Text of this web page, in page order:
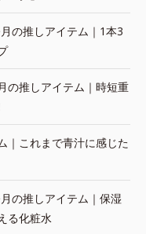
の推しアイテム｜1本3
の推しアイテム｜時短重
｜これまで青汁に感じた
の推しアイテム｜保湿
る化粧水